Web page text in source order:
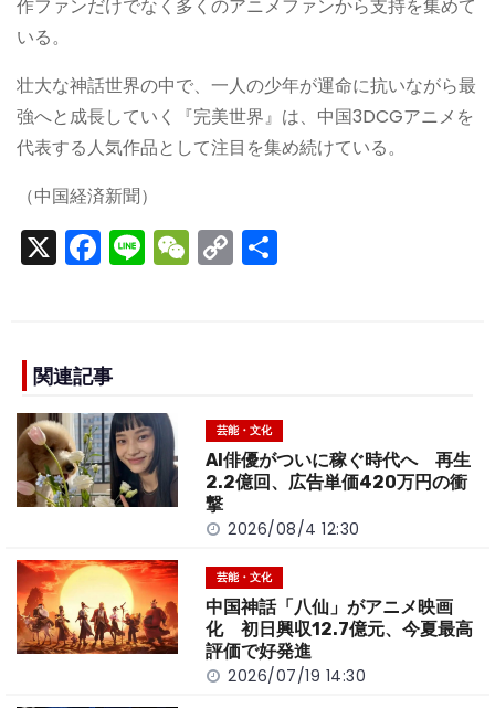
作ファンだけでなく多くのアニメファンから支持を集めて
いる。
壮大な神話世界の中で、一人の少年が運命に抗いながら最
強へと成長していく『完美世界』は、中国3DCGアニメを
代表する人気作品として注目を集め続けている。
（中国経済新聞）
X F
a
e
b
o
o
k
Li
n
W
e
C
o
n
k
関連記事
芸能・文化
AI俳優がついに稼ぐ時代へ 再生
2.2億回、広告単価420万円の衝
撃
2026/08/4 12:30
芸能・文化
中国神話「八仙」がアニメ映画
化 初日興収12.7億元、今夏最高
評価で好発進
2026/07/19 14:30